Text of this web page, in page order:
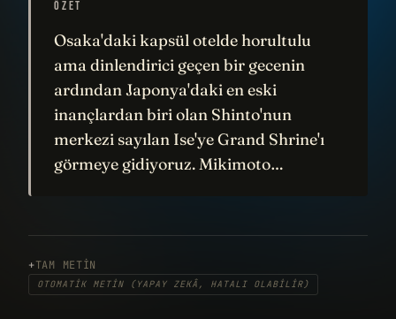
ÖZET
Osaka'daki kapsül otelde horultulu
ama dinlendirici geçen bir gecenin
ardından Japonya'daki en eski
inançlardan biri olan Shinto'nun
merkezi sayılan Ise'ye Grand Shrine'ı
görmeye gidiyoruz. Mikimoto…
TAM METIN
OTOMATIK METIN (YAPAY ZEKÂ, HATALI OLABILIR)